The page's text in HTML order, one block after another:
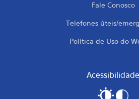
Fale Conosco
Telefones úteis/
Política de Uso do
Acessibilidade